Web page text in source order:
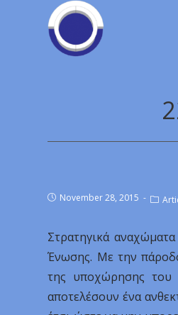
November 28, 2015
Στρατηγικά
Ένωσης. Με την
της υποχώρησης του
αποτελέσουν ένα